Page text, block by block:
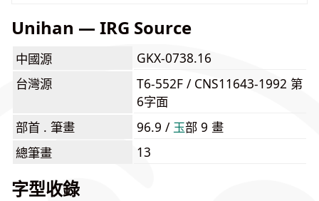
Unihan — IRG Source
中國源
GKX-0738.16
台灣源
T6-552F / CNS11643-1992 第
6字面
部首 . 筆畫
96.9 / ⽟部 9 畫
總筆畫
13
字型收錄